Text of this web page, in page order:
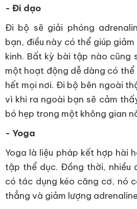
- Đi dạo
Đi bộ sẽ giải phóng
bạn, điều này có thể giúp
kinh. Bất kỳ bài tập nào cũng
một hoạt động dễ dàng có thể
hết mọi nơi. Đi bộ bên ngoài
vì khi ra ngoài bạn sẽ cảm
bó hẹp trong một không gian
- Yoga
Yoga là liệu pháp kết hợp hài
tập thể dục. Đồng thời, nhiều
có tác dụng kéo căng cơ, nó
thẳng và giảm lượng